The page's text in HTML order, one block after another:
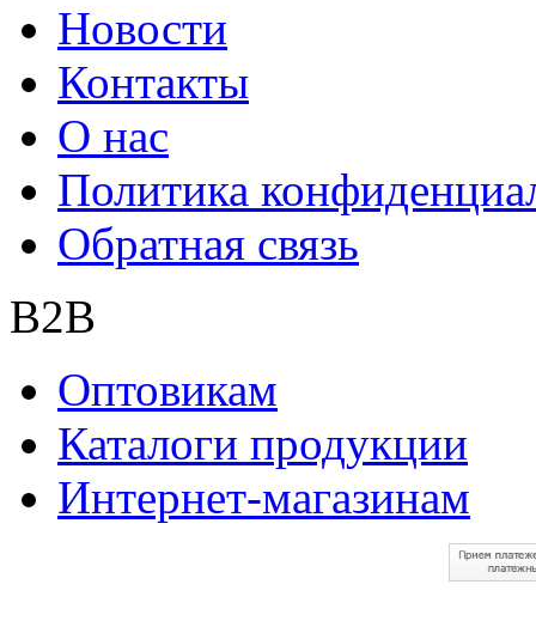
Новости
Контакты
О нас
Политика
Обратная связь
B2B
Оптовикам
Каталоги продукции
Интернет-магазинам